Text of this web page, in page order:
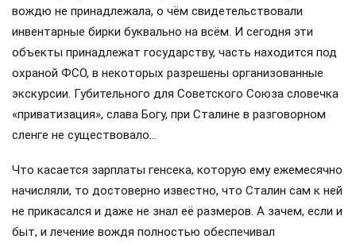
вождю не принадлежала, о чём свидетельствовали
инвентарные бирки буквально на всём. И сегодня эти
объекты принадлежат государству, часть находится под
охраной ФСО, в некоторых разрешены организованные
экскурсии. Губительного для Советского Союза словечка
«приватизация», слава Богу, при Сталине в разговорном
сленге не существовало…
Что касается зарплаты генсека, которую ему ежемесячно
начисляли, то достоверно известно, что Сталин сам к ней
не прикасался и даже не знал её размеров. А зачем, если и
быт, и лечение вождя полностью обеспечивал